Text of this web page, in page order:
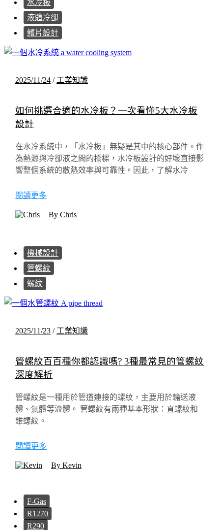
水冷板
液體冷卻
鰭片設計
2025/11/24 / 工業知識
如何挑選合適的水冷板？一次看懂5大水冷板
設計
在水冷系統中，「水冷板」無疑是其中的核心部件。作
為熱源與冷卻液之間的橋樑，水冷板設計的好壞直接影
響整個系統的散熱效率與可靠性。因此，了解水冷
閱讀更多
By Chris
機械設計
管螺紋
螺紋
2025/11/23 / 工業知識
管螺紋百百種你都認識嗎? 3種最常見的管螺紋
深度解析
管螺紋是一種用於管道連接的螺紋，主要用於輸送液
體、氣體等流體。 管螺紋有兩種基本形狀：直螺紋和
錐螺紋。
閱讀更多
By Kevin
F-Gas
R1270
R290